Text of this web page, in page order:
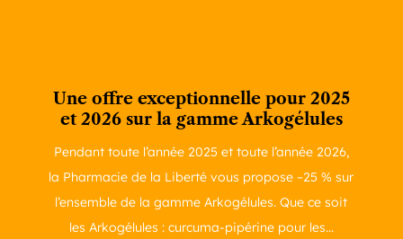
Une offre exceptionnelle pour 2025
et 2026 sur la gamme Arkogélules
Pendant toute l’année 2025 et toute l’année 2026,
la Pharmacie de la Liberté vous propose –25 % sur
l’ensemble de la gamme Arkogélules. Que ce soit
les Arkogélules : curcuma-pipérine pour les...